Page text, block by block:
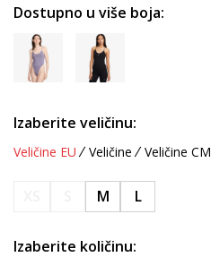
Dostupno u više boja:
Izaberite veličinu:
Veličine EU Veličine Veličine CM
M L
Izaberite količinu: